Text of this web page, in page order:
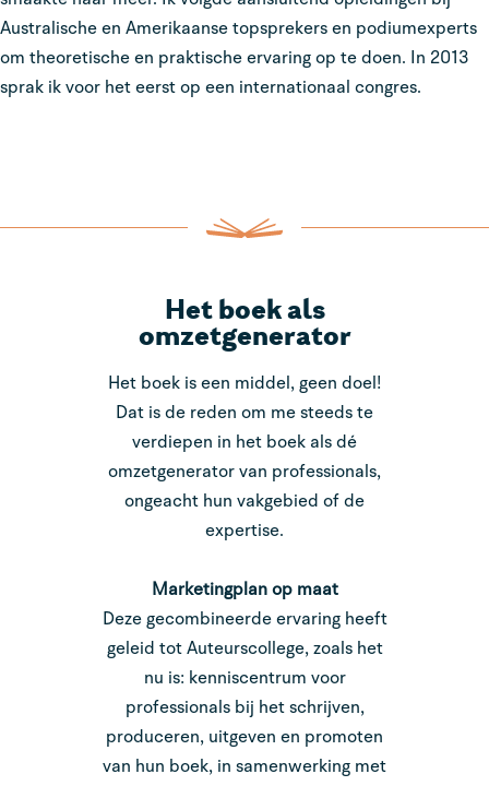
Australische en Amerikaanse topsprekers en podiumexperts
om theoretische en praktische ervaring op te doen. In 2013
sprak ik voor het eerst op een internationaal congres.
Het boek als
omzetgenerator
Het boek is een middel, geen doel!
Dat is de reden om me steeds te
verdiepen in het boek als dé
omzetgenerator van professionals,
ongeacht hun vakgebied of de
expertise.
Marketingplan op maat
Deze gecombineerde ervaring heeft
geleid tot Auteurscollege, zoals het
nu is: kenniscentrum voor
professionals bij het schrijven,
produceren, uitgeven en promoten
van hun boek, in samenwerking met